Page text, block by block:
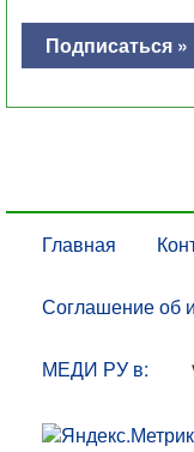
Подписаться »
Главная
Соглашение об
МЕДИ РУ в: